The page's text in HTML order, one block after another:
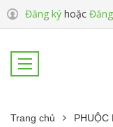
Đăng ký hoặc
Trang chủ PHUỘC